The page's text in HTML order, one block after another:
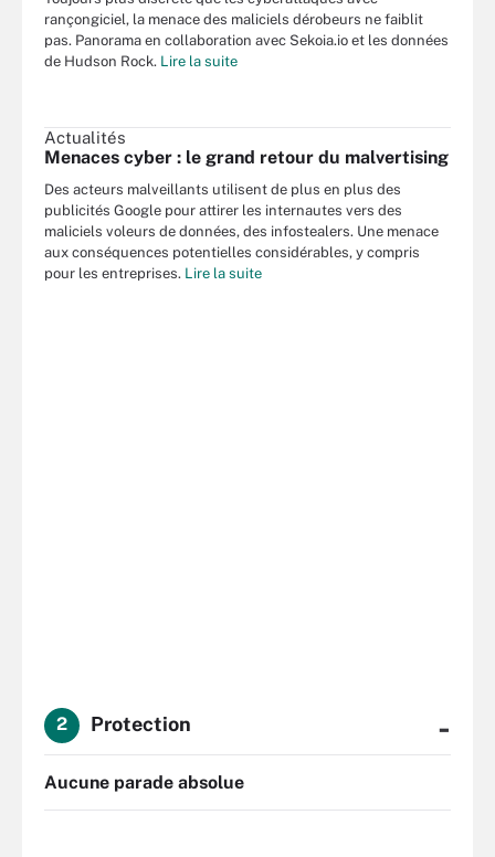
rançongiciel, la menace des maliciels dérobeurs ne faiblit
pas. Panorama en collaboration avec Sekoia.io et les données
de Hudson Rock. Lire la suite
Actualités
Menaces cyber : le grand retour du malvertising
Des acteurs malveillants utilisent de plus en plus des
publicités Google pour attirer les internautes vers des
maliciels voleurs de données, des infostealers. Une menace
aux conséquences potentielles considérables, y compris
pour les entreprises. Lire la suite
2 Protection -
Aucune parade absolue